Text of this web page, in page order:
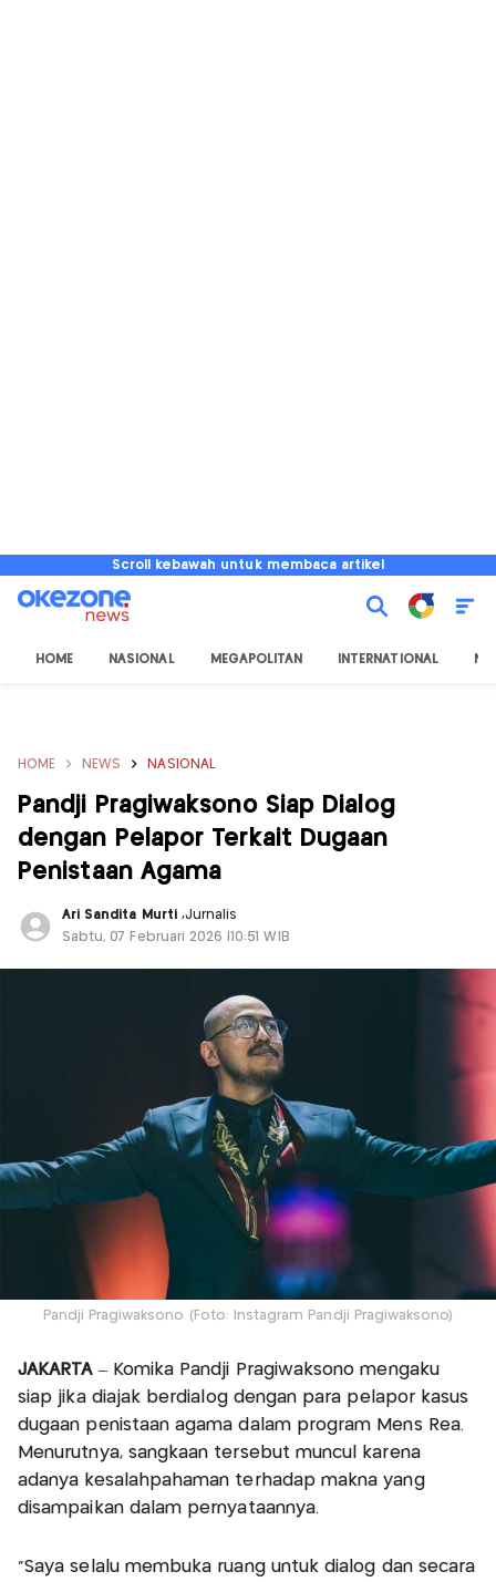
Scroll kebawah untuk membaca artikel
HOME NASIONAL MEGAPOLITAN INTERNATIONAL
HOME NEWS NASIONAL
Pandji Pragiwaksono Siap Dialog
dengan Pelapor Terkait Dugaan
Penistaan Agama
Ari Sandita Murti ,Jurnalis
Sabtu, 07 Februari 2026 |10:51 WIB
Pandji Pragiwaksono (Foto: Instagram Pandji Pragiwaksono)
JAKARTA– Komika Pandji Pragiwaksono mengaku
siap jika diajak berdialog dengan para pelapor kasus
dugaan penistaan agama dalam program Mens Rea.
Menurutnya, sangkaan tersebut muncul karena
adanya kesalahpahaman terhadap makna yang
disampaikan dalam pernyataannya.
“Saya selalu membuka ruang untuk dialog dan secara